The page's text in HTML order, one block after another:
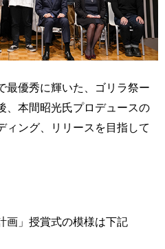
最優秀に輝いた、ゴリラ祭ー
、本間昭光氏プロデュースの
ィング、リリースを目指して
画」授賞式の模様は下記